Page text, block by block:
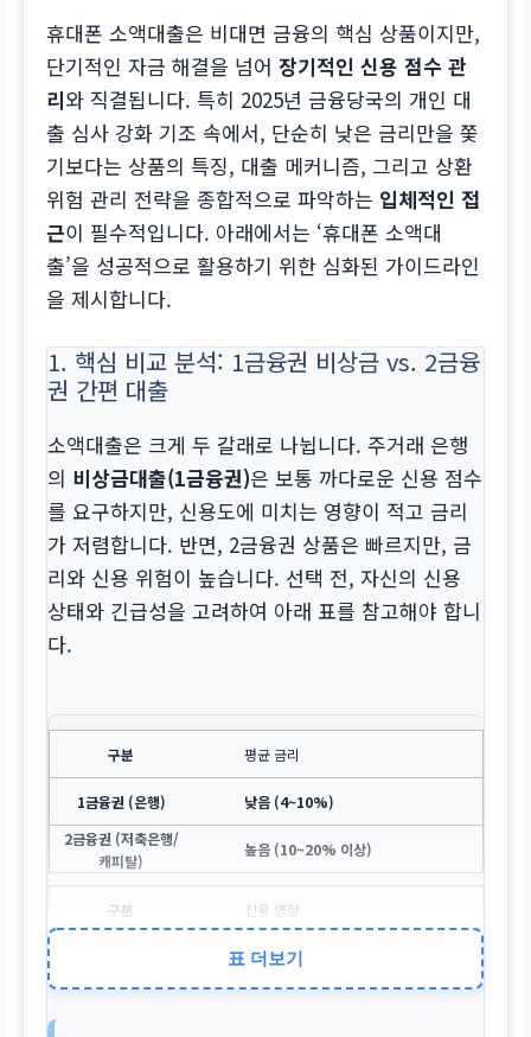
휴대폰 소액대출은 비대면 금융의 핵심 상품이지만,
단기적인 자금 해결을 넘어장기적인 신용 점수 관
리와 직결됩니다. 특히 2025년 금융당국의 개인 대
출 심사 강화 기조 속에서, 단순히 낮은 금리만을 쫓
기보다는 상품의 특징, 대출 메커니즘, 그리고 상환
위험 관리 전략을 종합적으로 파악하는 입체적인 접
근이 필수적입니다. 아래에서는 ‘휴대폰 소액대
출’을 성공적으로 활용하기 위한 심화된 가이드라인
을 제시합니다.
1. 핵심 비교 분석: 1금융권 비상금 vs. 2금융
권 간편 대출
소액대출은 크게 두 갈래로 나뉩니다. 주거래 은행
의 비상금대출(1금융권)은 보통 까다로운 신용 점수
를 요구하지만, 신용도에 미치는 영향이 적고 금리
가 저렴합니다. 반면, 2금융권 상품은 빠르지만, 금
리와 신용 위험이 높습니다. 선택 전, 자신의 신용
상태와 긴급성을 고려하여 아래 표를 참고해야 합니
다.
평균 금리
낮음 (4~10%)
높음 (10~20% 이상)
신용 영향
비교적 덜 부정적, 우량 상품화 가능
표 더보기